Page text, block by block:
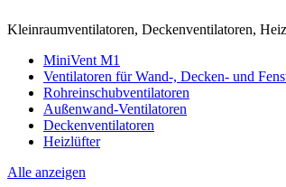
Kleinraumventilatoren, Deckenventilatoren,
MiniVent M1
Ventilatoren für Wand-, Decken- und
Rohreinschubventilatoren
Außenwand-Ventilatoren
Deckenventilatoren
Heizlüfter
Alle anzeigen